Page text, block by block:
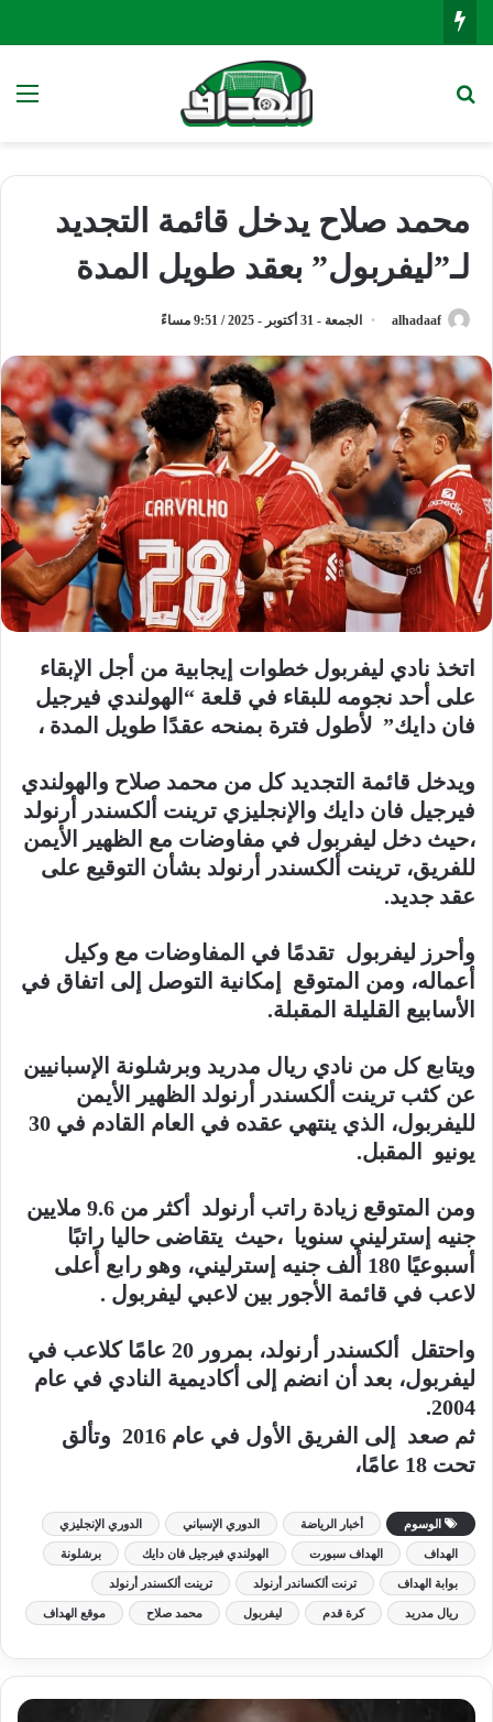
محمد صلاح يدخل قائمة التجديد
لـ”ليفربول” بعقد طويل المدة
alhadaaf الجمعة - 31 أكتوبر - 2025 / 9:51 مساءً
اتخذ نادي ليفربول خطوات إيجابية من أجل الإبقاء
على أحد نجومه للبقاء في قلعة “الهولندي فيرجيل
فان دايك” لأطول فترة بمنحه عقدًا طويل المدة ،
ويدخل قائمة التجديد كل من محمد صلاح والهولندي
فيرجيل فان دايك والإنجليزي ترينت ألكسندر أرنولد
،حيث دخل ليفربول في مفاوضات مع الظهير الأيمن
للفريق، ترينت ألكسندر أرنولد بشأن التوقيع على
عقد جديد.
وأحرز ليفربول تقدمًا في المفاوضات مع وكيل
أعماله، ومن المتوقع إمكانية التوصل إلى اتفاق في
الأسابيع القليلة المقبلة.
ويتابع كل من نادي ريال مدريد وبرشلونة الإسبانيين
عن كثب ترينت ألكسندر أرنولد الظهير الأيمن
لليفربول، الذي ينتهي عقده في العام القادم في 30
يونيو المقبل.
ومن المتوقع زيادة راتب أرنولد أكثر من 9.6 ملايين
جنيه إسترليني سنويا ،حيث يتقاضى حاليا راتبًا
أسبوعيًا 180 ألف جنيه إسترليني، وهو رابع أعلى
لاعب في قائمة الأجور بين لاعبي ليفربول .
واحتقل ألكسندر أرنولد، بمرور 20 عامًا كلاعب في
ليفربول، بعد أن انضم إلى أكاديمية النادي في عام
2004.
ثم صعد إلى الفريق الأول في عام 2016 وتألق
تحت 18 عامًا،
الوسوم أخبار الرياضة الدوري الإسباني الدوري الإنجليزي
الهداف الهداف سبورت الهولندي فيرجيل فان دايك برشلونة
بوابة الهداف ترنت ألكساندر أرنولد ترينت ألكسندر أرنولد
ريال مدريد كرة قدم ليفربول محمد صلاح موقع الهداف